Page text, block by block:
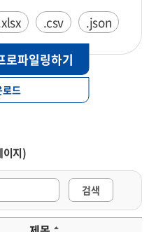
로드
.csv .json
로파일링하기
이지)
검색